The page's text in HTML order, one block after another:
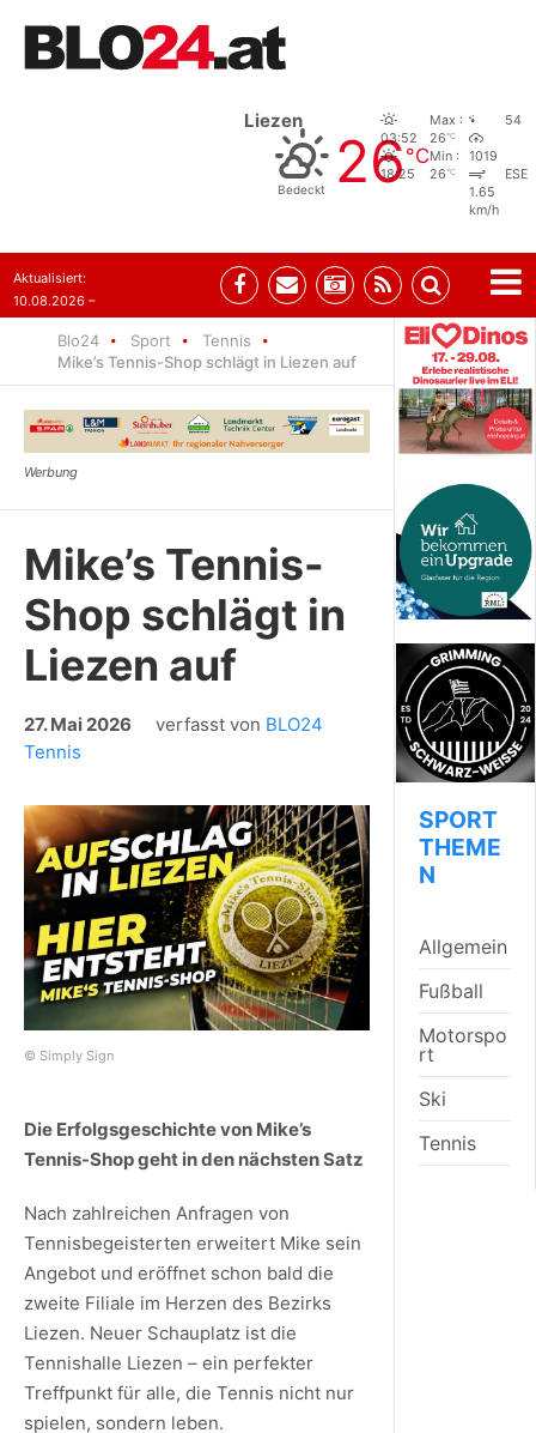
Liezen
Bedeckt 26°C
03:52
18:25
Max :
26°C
Min :
26°C
54
1019
ESE
1.65
km/h
Aktualisiert:
10.08.2026 –
Blo24 Sport
Tennis
Mike’s Tennis-Shop schlägt in Liezen auf
Mike’s Tennis-
Shop schlägt in
Liezen auf
27. Mai 2026 verfasst von BLO24
Tennis
© Simply Sign
Die Erfolgsgeschichte von Mike’s
Tennis-Shop geht in den nächsten Satz
Nach zahlreichen Anfragen von
Tennisbegeisterten erweitert Mike sein
Angebot und eröffnet schon bald die
zweite Filiale im Herzen des Bezirks
Liezen. Neuer Schauplatz ist die
Tennishalle Liezen – ein perfekter
Treffpunkt für alle, die Tennis nicht nur
spielen, sondern leben.
SPORT
THEME
N
Allgemein
Fußball
Motorspo
rt
Ski
Tennis